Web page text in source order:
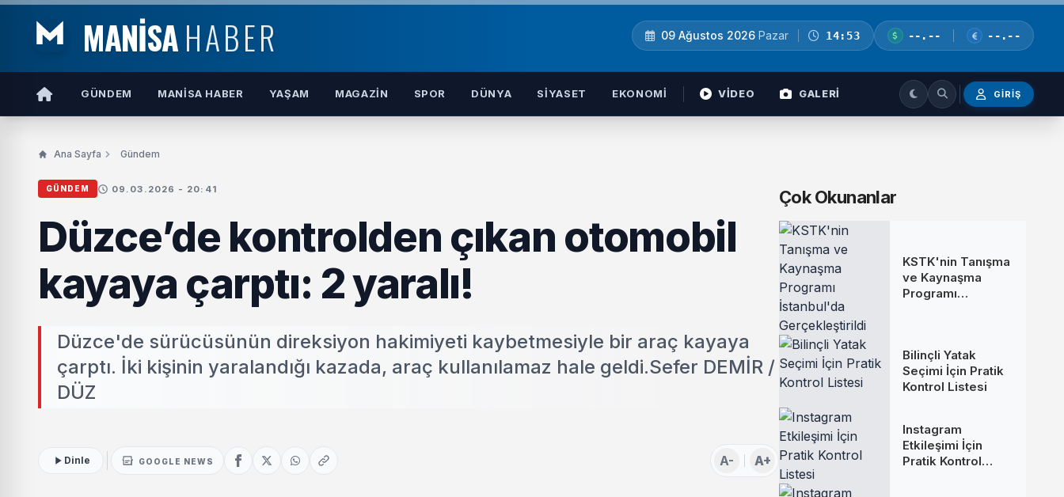
MANİSAHABER 09 Ağustos 2026 Pazar 14:53 --.-- --.--
GÜNDEM MANISA HABER YAŞAM MAGAZIN SPOR DÜNYA SIYASET EKONOMI VİDEO GALERİ GIRIŞ
Ana Sayfa Gündem
GÜNDEM 09.03.2026 - 20:41
Düzce’de kontrolden çıkan otomobil
kayaya çarptı: 2 yaralı!
Düzce'de sürücüsünün direksiyon hakimiyeti kaybetmesiyle bir araç kayaya
çarptı. İki kişinin yaralandığı kazada, araç kullanılamaz hale geldi.Sefer DEMİR /
DÜZ
Dinle GOOGLE NEWS A- A+
Çok Okunanlar
KSTK'nin Tanışma
ve Kaynaşma
Programı
Bilinçli Yatak
Seçimi İçin Pratik
Kontrol Listesi
Instagram
Etkileşimi İçin
Pratik Kontrol